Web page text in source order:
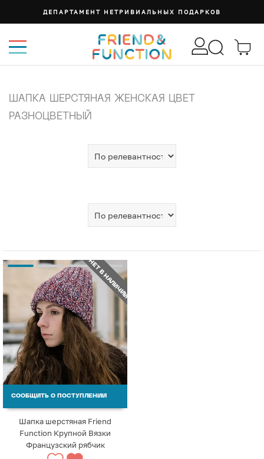
ДЕПАРТАМЕНТ НЕТРИВИАЛЬНЫХ ПОДАРКОВ
ШАПКА ШЕРСТЯНАЯ ЖЕНСКАЯ ЦВЕТ
РАЗНОЦВЕТНЫЙ
НЕТ В НАЛИЧИИ
СООБЩИТЬ О ПОСТУПЛЕНИИ
Шапка шерстяная Friend
Function Крупной Вязки
Французский рябчик